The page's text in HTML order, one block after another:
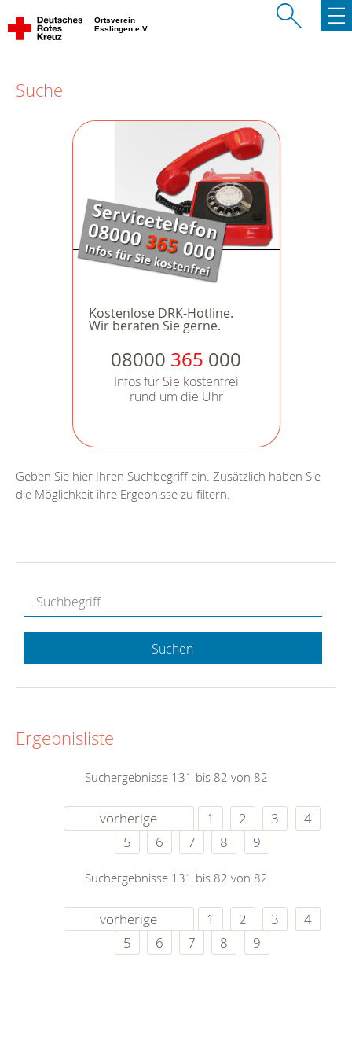
Ortsverein
Esslingen e.V.
Suche
Kostenlose DRK-Hotline.
Wir beraten Sie gerne.
08000 365 000
Infos für Sie kostenfrei
rund um die Uhr
Geben Sie hier Ihren Suchbegriff ein. Zusätzlich haben Sie
die Möglichkeit ihre Ergebnisse zu filtern.
Suchen
Ergebnisliste
Suchergebnisse 131 bis 82 von 82
vorherige 1 2 3
4
5
6 7 8 9
Suchergebnisse 131 bis 82 von 82
vorherige 1 2 3
4
5
6 7 8 9